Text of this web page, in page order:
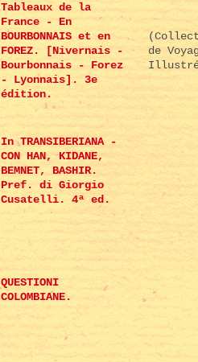
Tableaux de la
France - En
BOURBONNAIS et en
FOREZ. [Nivernais -
Bourbonnais - Forez
- Lyonnais]. 3e
édition.
de
In TRANSIBERIANA -
CON HAN, KIDANE,
BEMNET, BASHIR.
Pref. di Giorgio
Cusatelli. 4ª ed.
QUESTIONI
COLOMBIANE.